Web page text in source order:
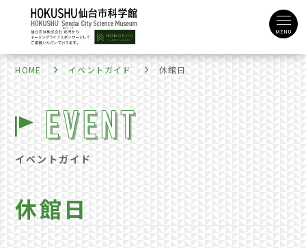
MENU
HOME イベントガイド 休館日
イベントガイド
休館日